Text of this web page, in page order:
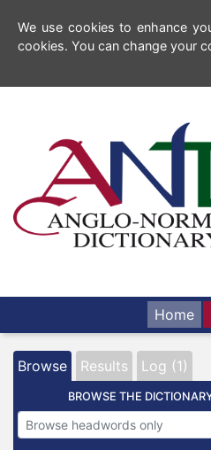
We use cookies to enhance
cookies. You can change your
Home
Browse Results Log (1)
BROWSE THE